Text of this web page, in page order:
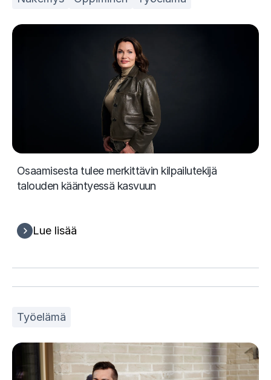
Osaamisesta tulee merkittävin kilpailutekijä
talouden kääntyessä kasvuun
Lue lisää
Työelämä